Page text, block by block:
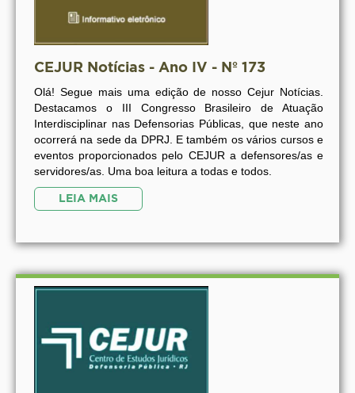
CEJUR Notícias - Ano IV - Nº 173
Olá! Segue mais uma edição de nosso Cejur Notícias.
Destacamos o III Congresso Brasileiro de Atuação
Interdisciplinar nas Defensorias Públicas, que neste ano
ocorrerá na sede da DPRJ. E também os vários cursos e
eventos proporcionados pelo CEJUR a defensores/as e
servidores/as. Uma boa leitura a todas e todos.
LEIA MAIS